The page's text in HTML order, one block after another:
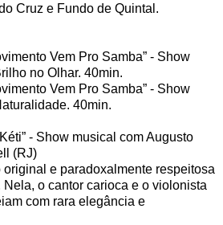
Cruz e Fundo de Quintal.
Vem Pro Samba” - Show
no Olhar. 40min.
Vem Pro Samba” - Show
40min.
- Show musical com Augusto
(RJ)
e paradoxalmente respeitosa
o cantor carioca e o violonista
com rara elegância e